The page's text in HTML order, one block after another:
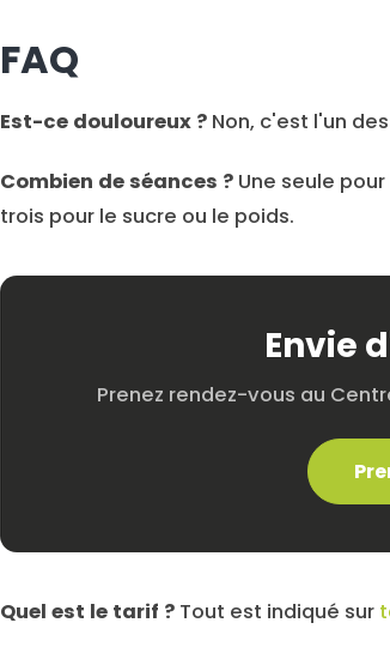
FAQ
Est-ce douloureux ? Non, c'est l'un
Combien de séances ? Une seule
trois pour le sucre ou le poids.
Envie
Prenez rendez-vous au
Quel est le tarif ? Tout est indiqué sur